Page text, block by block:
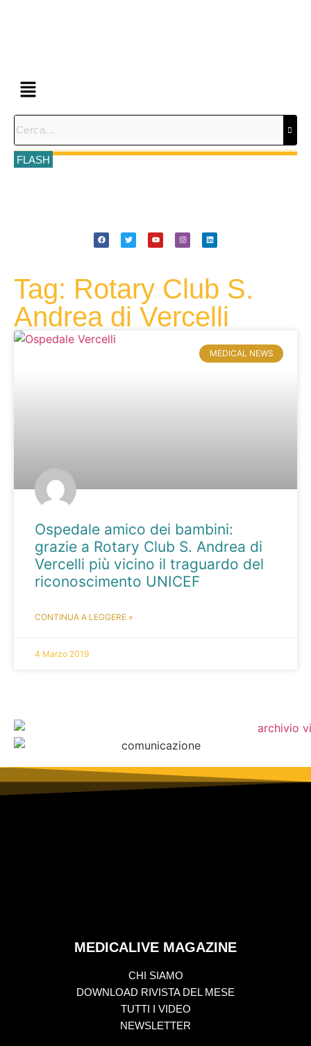
FLASH
Tag: Rotary Club S.
Andrea di Vercelli
MEDICAL NEWS
Ospedale amico dei bambini:
grazie a Rotary Club S. Andrea di
Vercelli più vicino il traguardo del
riconoscimento UNICEF
CONTINUA A LEGGERE »
4 Marzo 2019
MEDICALIVE MAGAZINE
CHI SIAMO
DOWNLOAD RIVISTA DEL MESE
TUTTI I VIDEO
NEWSLETTER